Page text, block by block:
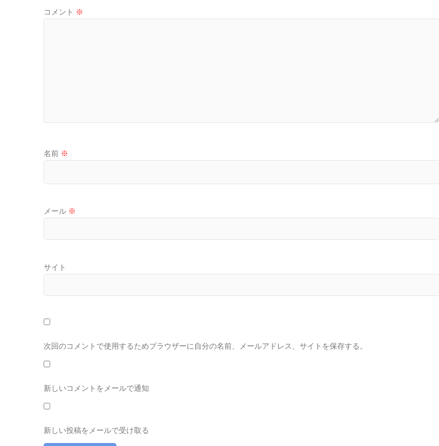
コメント ※
名前 ※
メール ※
サイト
次回のコメントで使用するためブラウザーに自分の名前、メールアドレス、サイトを保存する。
新しいコメントをメールで通知
新しい投稿をメールで受け取る